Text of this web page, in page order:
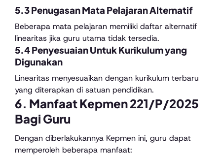
5.3 Penugasan Mata Pelajaran Alternatif
Beberapa mata pelajaran memiliki daftar alternatif
linearitas jika guru utama tidak tersedia.
5.4 Penyesuaian Untuk Kurikulum yang
Digunakan
Linearitas menyesuaikan dengan kurikulum terbaru
yang diterapkan di satuan pendidikan.
6. Manfaat Kepmen 221/P/2025
Bagi Guru
Dengan diberlakukannya Kepmen ini, guru dapat
memperoleh beberapa manfaat: